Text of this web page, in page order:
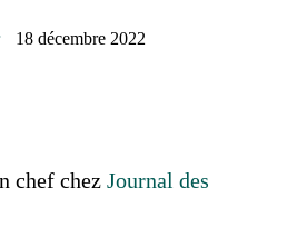
18 décembre 2022
chef chez Journal des